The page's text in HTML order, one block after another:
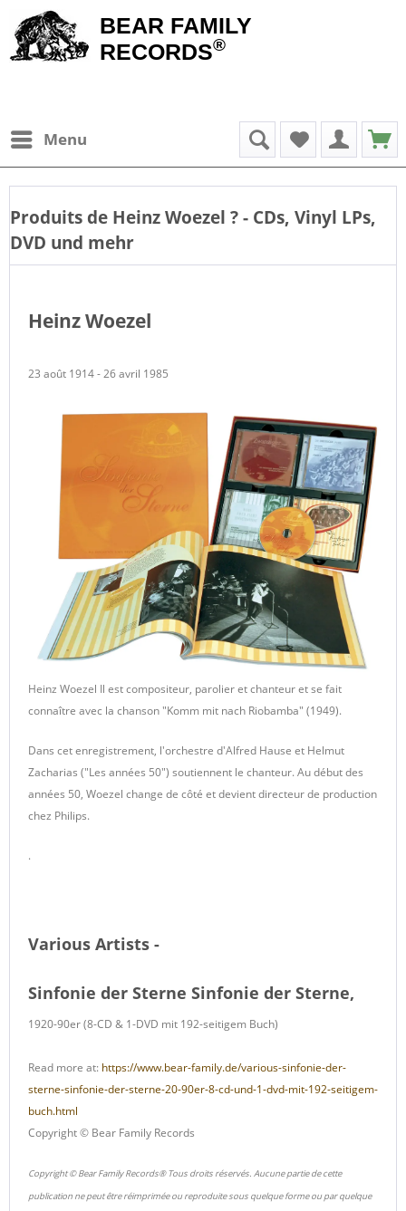
BEAR FAMILY
RECORDS®
Menu
Produits de Heinz Woezel ? - CDs, Vinyl LPs,
DVD und mehr
Heinz Woezel
23 août 1914 - 26 avril 1985
Heinz Woezel Il est compositeur, parolier et chanteur et se fait
connaître avec la chanson "Komm mit nach Riobamba" (1949).
Dans cet enregistrement, l'orchestre d'Alfred Hause et Helmut
Zacharias ("Les années 50") soutiennent le chanteur. Au début des
années 50, Woezel change de côté et devient directeur de production
chez Philips.
.
Various Artists -
Sinfonie der Sterne Sinfonie der Sterne,
1920-90er (8-CD & 1-DVD mit 192-seitigem Buch)
Read more at: https://www.bear-family.de/various-sinfonie-der-
sterne-sinfonie-der-sterne-20-90er-8-cd-und-1-dvd-mit-192-seitigem-
buch.html
Copyright © Bear Family Records
Copyright © Bear Family Records® Tous droits réservés. Aucune partie de cette
publication ne peut être réimprimée ou reproduite sous quelque forme ou par quelque